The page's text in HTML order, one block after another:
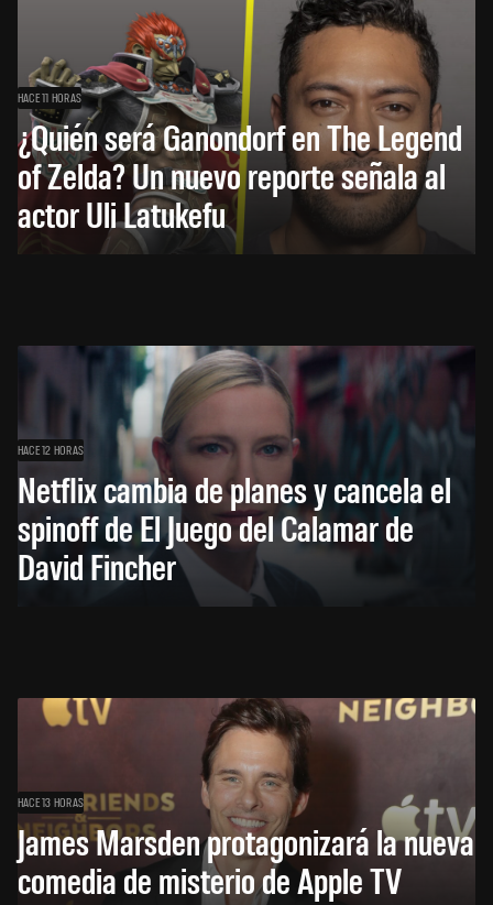
HACE 11 HORAS
¿Quién será Ganondorf en The Legend
of Zelda? Un nuevo reporte señala al
actor Uli Latukefu
HACE 12 HORAS
Netflix cambia de planes y cancela el
spinoff de El Juego del Calamar de
David Fincher
HACE 13 HORAS
James Marsden protagonizará la nueva
comedia de misterio de Apple TV